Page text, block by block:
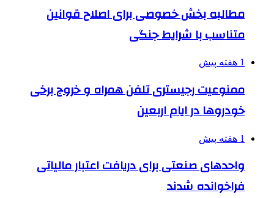
مطالبه بخش خصوصی برای اصلاح قوانین
متناسب با شرایط جنگی
1 هفته پیش
ممنوعیت رجیستری تلفن همراه و خروج برخی
خودروها در ایام اربعین
1 هفته پیش
واحدهای صنعتی برای دریافت اعتبار مالیاتی
فراخوانده شدند